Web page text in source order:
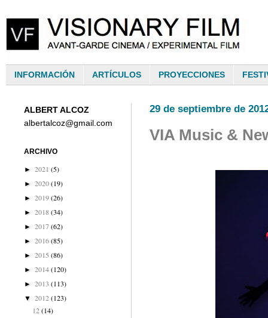
INFORMACIÓN ARTÍCULOS PROYECCIONES
29 de septiembre de
VIA Music &
ALBERT ALCOZ
albertalcoz@gmail.com
ARCHIVO
► 2021 (5)
► 2020(19)
► 2019(26)
► 2018(34)
► 2017(62)
► 2016(85)
► 2015 (86)
► 2014(120)
► 2013 (113)
▼ 2012(123)
12 (14)